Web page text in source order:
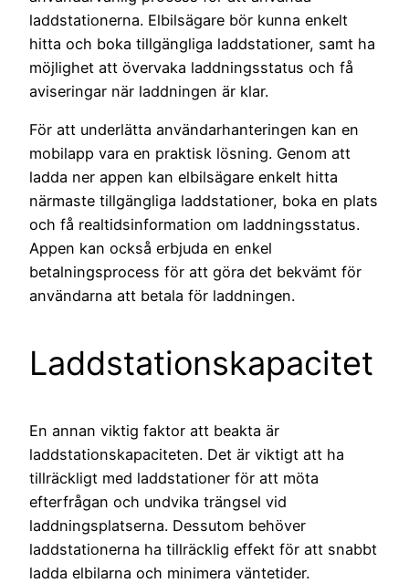
laddstationerna. Elbilsägare bör kunna enkelt
hitta och boka tillgängliga laddstationer, samt ha
möjlighet att övervaka laddningsstatus och få
aviseringar när laddningen är klar.
För att underlätta användarhanteringen kan en
mobilapp vara en praktisk lösning. Genom att
ladda ner appen kan elbilsägare enkelt hitta
närmaste tillgängliga laddstationer, boka en plats
och få realtidsinformation om laddningsstatus.
Appen kan också erbjuda en enkel
betalningsprocess för att göra det bekvämt för
användarna att betala för laddningen.
Laddstationskapacitet
En annan viktig faktor att beakta är
laddstationskapaciteten. Det är viktigt att ha
tillräckligt med laddstationer för att möta
efterfrågan och undvika trängsel vid
laddningsplatserna. Dessutom behöver
laddstationerna ha tillräcklig effekt för att snabbt
ladda elbilarna och minimera väntetider.